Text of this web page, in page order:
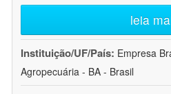
leia
Instituição/UF/País: Empresa
Agropecuária - BA - Brasil